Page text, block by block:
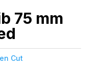
75 mm
Cut